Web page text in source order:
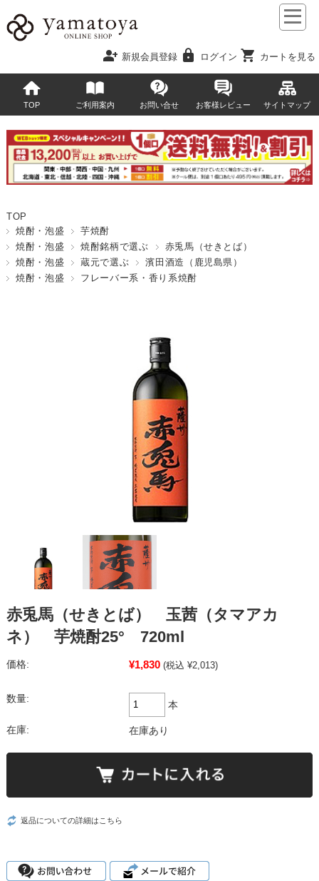
person_add 新規会員登録 lock ログイン shopping_cart カートを見る
TOP ご利用案内 お問い合せ お客様レビュー サイトマップ
TOP
焼酎・泡盛
芋焼酎
焼酎・泡盛
焼酎銘柄で選ぶ
赤兎馬（せきとば）
焼酎・泡盛
蔵元で選ぶ
濱田酒造（鹿児島県）
焼酎・泡盛
フレーバー系・香り系焼酎
赤兎馬（せきとば） 玉茜（タマアカ
ネ） 芋焼酎25° 720ml
価格: ¥1,830 (税込 ¥2,013)
数量:
本
在庫: 在庫あり
返品についての詳細はこちら